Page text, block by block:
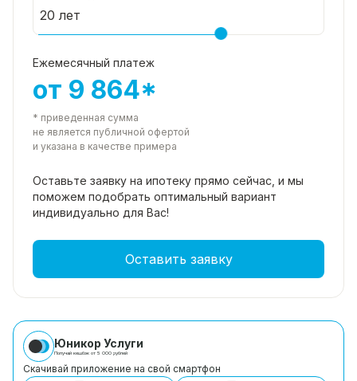
Ежемесячный платеж
от 9 864*
* приведенная сумма
не является публичной офертой
и указана в качестве примера
Оставьте заявку на ипотеку прямо сейчас, и мы
поможем подобрать оптимальный вариант
индивидуально для Вас!
Оставить заявку
Юникор Услуги
Получай кешбэк от 5 000 рублей
Скачивай приложение на свой смартфон